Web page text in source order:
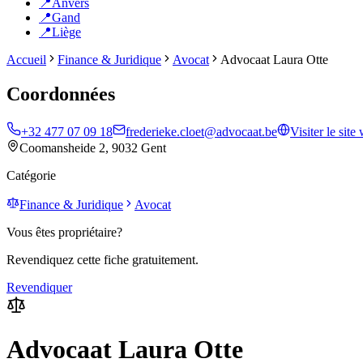
📍Anvers
📍Gand
📍Liège
Accueil
Finance & Juridique Avocat Advocaat Laura Otte
Coordonnées
+32 477 07 09 18 frederieke.cloet@advocaat.be
Visiter le site
Coomansheide 2, 9032 Gent
Catégorie
Finance & Juridique
Avocat
Vous êtes propriétaire?
Revendiquez cette fiche gratuitement.
Revendiquer
Advocaat Laura Otte